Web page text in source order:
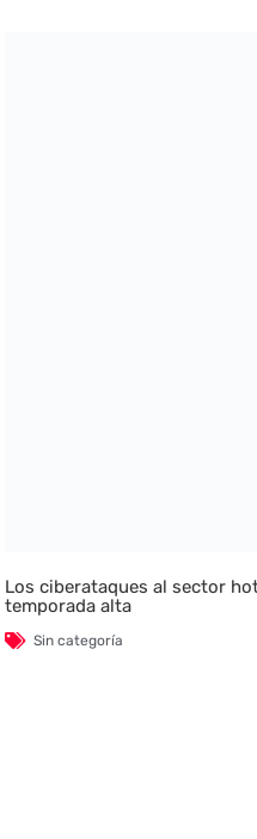
Los ciberataques al sector
temporada alta
Sin categoría